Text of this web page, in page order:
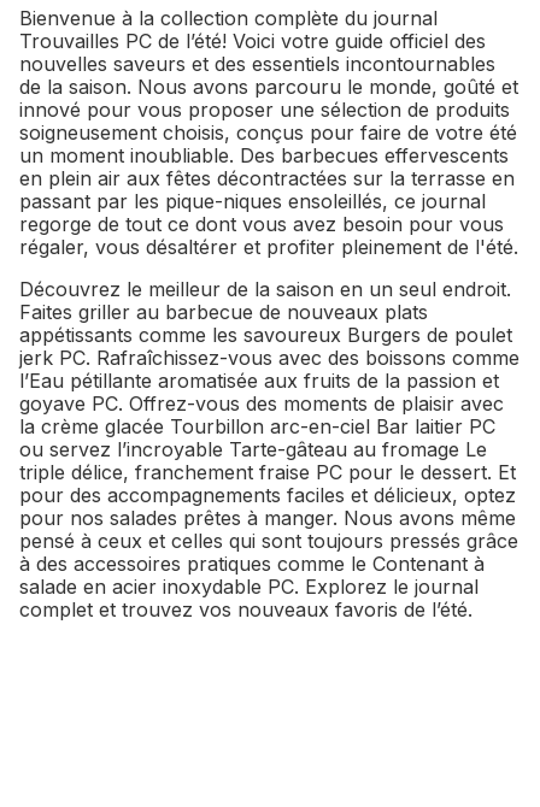
Bienvenue à la collection complète du journal
Trouvailles PC de l’été! Voici votre guide officiel des
nouvelles saveurs et des essentiels incontournables
de la saison. Nous avons parcouru le monde, goûté et
innové pour vous proposer une sélection de produits
soigneusement choisis, conçus pour faire de votre été
un moment inoubliable. Des barbecues effervescents
en plein air aux fêtes décontractées sur la terrasse en
passant par les pique-niques ensoleillés, ce journal
regorge de tout ce dont vous avez besoin pour vous
régaler, vous désaltérer et profiter pleinement de l'été.
Découvrez le meilleur de la saison en un seul endroit.
Faites griller au barbecue de nouveaux plats
appétissants comme les savoureux Burgers de poulet
jerk PC. Rafraîchissez-vous avec des boissons comme
l’Eau pétillante aromatisée aux fruits de la passion et
goyave PC. Offrez-vous des moments de plaisir avec
la crème glacée Tourbillon arc-en-ciel Bar laitier PC
ou servez l’incroyable Tarte-gâteau au fromage Le
triple délice, franchement fraise PC pour le dessert. Et
pour des accompagnements faciles et délicieux, optez
pour nos salades prêtes à manger. Nous avons même
pensé à ceux et celles qui sont toujours pressés grâce
à des accessoires pratiques comme le Contenant à
salade en acier inoxydable PC. Explorez le journal
complet et trouvez vos nouveaux favoris de l’été.